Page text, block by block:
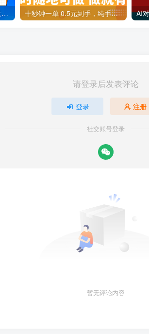
今年最新今日头条一比一批量搬砖，小白也可以日赚千元 十秒钟一单 0.5元到手，纯手机项目 随时随地可做 做就有
请登录后发表评论
登录 注册
社交账号登录
暂无评论内容